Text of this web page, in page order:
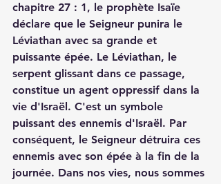
chapitre 27 : 1, le prophète Isaïe
déclare que le Seigneur punira le
Léviathan avec sa grande et
puissante épée. Le Léviathan, le
serpent glissant dans ce passage,
constitue un agent oppressif dans la
vie d'Israël. C'est un symbole
puissant des ennemis d'Israël. Par
conséquent, le Seigneur détruira ces
ennemis avec son épée à la fin de la
journée. Dans nos vies, nous sommes